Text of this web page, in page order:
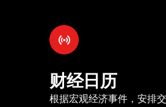
财经日历
根据宏观经济事件，安排